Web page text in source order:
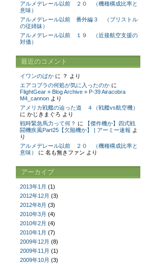
アルメデレール以前 ２０ （機種構成比率と
意味）
アルメデレール以前 番外編３ （ブリストル
の従姉妹）
アルメデレール以前 １９ （近接航空支援の
対価）
最近のコメント
イワンのばかに ？
より
エアコブラの何処が気に入ったのかに
FlightGear » Blog Archive » P-39 Airacobra
M4_cannonより
アメリカ戦艦の辿った道 ４（戦艦vs航空機）
に かじきまぐろ より
戦時緊急馬力って何？ に
【傑作機か】四式戦
闘機疾風Part25【欠陥機か】 | アーミー速報 よ
り
アルメデレール以前 ２０ （機種構成比率と
意味）
に 名も無きファン より
アーカイブ
2013年1月 (1)
2012年12月 (3)
2012年8月 (3)
2010年3月 (4)
2010年2月 (4)
2010年1月 (7)
2009年12月 (8)
2009年11月 (1)
2009年10月 (3)